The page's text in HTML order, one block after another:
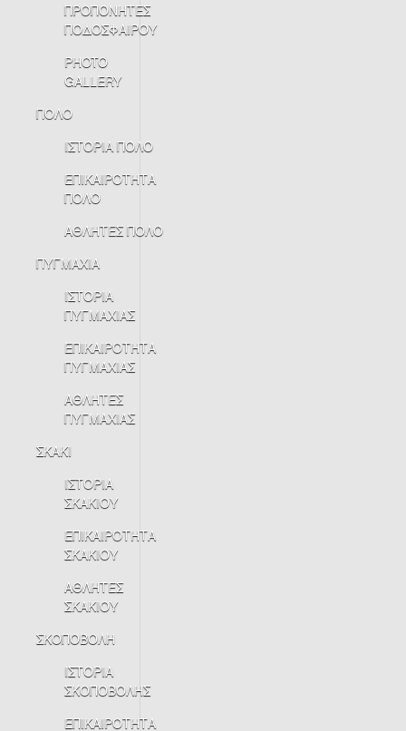
ΠΡΟΠΟΝΗΤΕΣ
ΠΟΔΟΣΦΑΙΡΟΥ
PHOTO
GALLERY
ΠΟΛΟ
ΙΣΤΟΡΙΑ ΠΟΛΟ
ΕΠΙΚΑΙΡΟΤΗΤΑ
ΠΟΛΟ
ΑΘΛΗΤΕΣ ΠΟΛΟ
ΠΥΓΜΑΧΙΑ
ΙΣΤΟΡΙΑ
ΠΥΓΜΑΧΙΑΣ
ΕΠΙΚΑΙΡΟΤΗΤΑ
ΠΥΓΜΑΧΙΑΣ
ΑΘΛΗΤΕΣ
ΠΥΓΜΑΧΙΑΣ
ΣΚΑΚΙ
ΙΣΤΟΡΙΑ
ΣΚΑΚΙΟΥ
ΕΠΙΚΑΙΡΟΤΗΤΑ
ΣΚΑΚΙΟΥ
ΑΘΛΗΤΕΣ
ΣΚΑΚΙΟΥ
ΣΚΟΠΟΒΟΛΗ
ΙΣΤΟΡΙΑ
ΣΚΟΠΟΒΟΛΗΣ
ΕΠΙΚΑΙΡΟΤΗΤΑ